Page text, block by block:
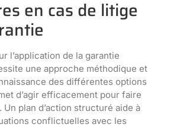
en cas de litige
l’application de la garantie
une approche méthodique et
des différentes options
d’agir efficacement pour faire
plan d’action structuré aide à
conflictuelles avec les